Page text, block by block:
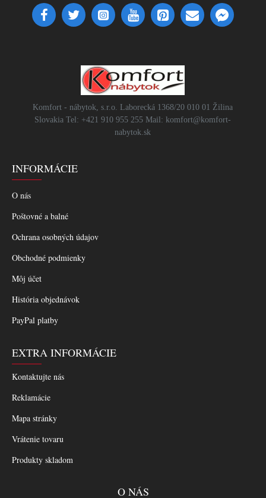
Komfort - nábytok, s.r.o. Laborecká 1368/20 010 01 Žilina
Slovakia Tel: +421 910 955 255 Mail: komfort@komfort-
nabytok.sk
INFORMÁCIE
O nás
Poštovné a balné
Ochrana osobných údajov
Obchodné podmienky
Môj účet
História objednávok
PayPal platby
EXTRA INFORMÁCIE
Kontaktujte nás
Reklamácie
Mapa stránky
Vrátenie tovaru
Produkty skladom
O NÁS